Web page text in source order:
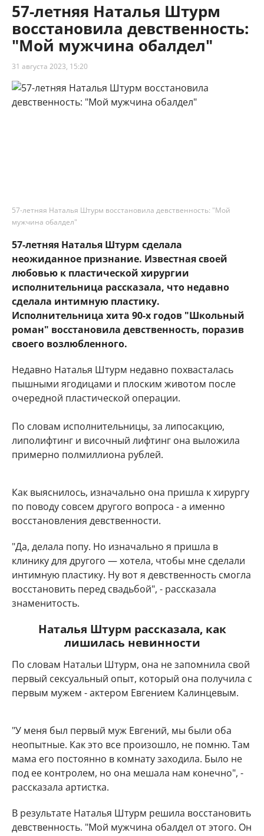
57-летняя Наталья Штурм
восстановила девственность:
"Мой мужчина обалдел"
31 августа 2023, 15:20
57-летняя Наталья Штурм восстановила девственность: "Мой
мужчина обалдел"
57-летняя Наталья Штурм сделала
неожиданное признание. Известная своей
любовью к пластической хирургии
исполнительница рассказала, что недавно
сделала интимную пластику.
Исполнительница хита 90-х годов "Школьный
роман" восстановила девственность, поразив
своего возлюбленного.
Недавно Наталья Штурм недавно похвасталась
пышными ягодицами и плоским животом после
очередной пластической операции.
По словам исполнительницы, за липосакцию,
липолифтинг и височный лифтинг она выложила
примерно полмиллиона рублей.
Как выяснилось, изначально она пришла к хирургу
по поводу совсем другого вопроса - а именно
восстановления девственности.
"Да, делала попу. Но изначально я пришла в
клинику для другого — хотела, чтобы мне сделали
интимную пластику. Ну вот я девственность смогла
восстановить перед свадьбой", - рассказала
знаменитость.
Наталья Штурм рассказала, как
лишилась невинности
По словам Натальи Штурм, она не запомнила свой
первый сексуальный опыт, который она получила с
первым мужем - актером Евгением Калинцевым.
"У меня был первый муж Евгений, мы были оба
неопытные. Как это все произошло, не помню. Там
мама его постоянно в комнату заходила. Было не
под ее контролем, но она мешала нам конечно", -
рассказала артистка.
В результате Наталья Штурм решила восстановить
девственность. "Мой мужчина обалдел от этого. Он